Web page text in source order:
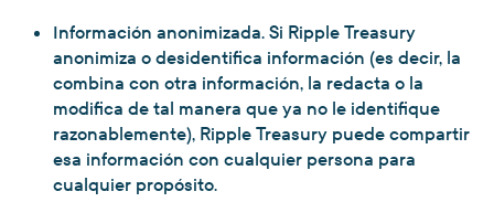
Información anonimizada. Si Ripple Treasury
anonimiza o desidentifica información (es decir, la
combina con otra información, la redacta o la
modifica de tal manera que ya no le identifique
razonablemente), Ripple Treasury puede compartir
esa información con cualquier persona para
cualquier propósito.